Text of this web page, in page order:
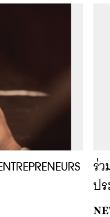
ร่ว
ปร